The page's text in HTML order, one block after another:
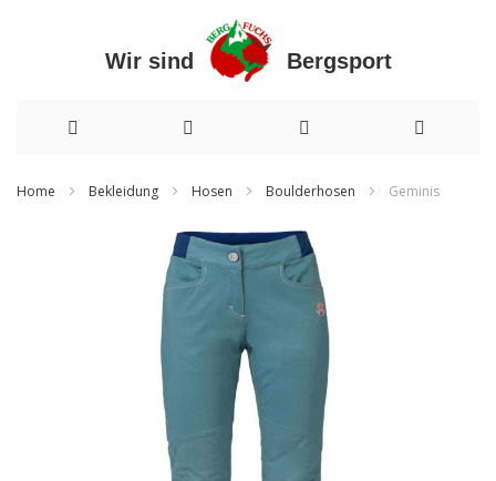
Wir sind Bergsport
Home Bekleidung Hosen Boulderhosen Geminis